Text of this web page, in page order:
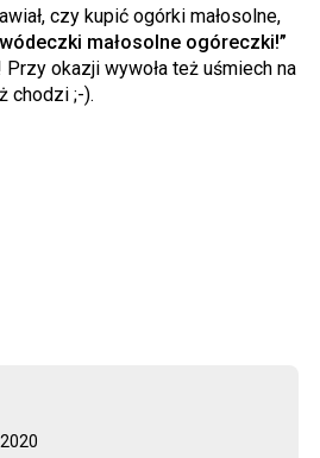
czy kupić ogórki małosolne,
małosolne ogóreczki!”
okazji wywoła też uśmiech na
chodzi ;-).